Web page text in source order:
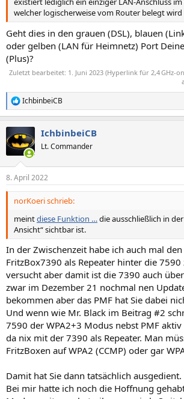
welcher logischerweise vom Router belegt wird
Geht dies in den grauen (DSL), blauen
oder gelben (LAN für Heimnetz) Port
(Plus)?
Zuletzt bearbeitet: 1. Juni 2023 (Hyperlink für 2,4 GHz-
R
e
k
t
e
n
IchbinbeiCB
IchbinbeiCB
Lt. Commander
8. April 2022
norKoeri schrieb:
meintdiese Funktion …die ausschließlich in
Ansicht“ sichtbar ist.
In der Zwischenzeit habe ich auch mal
FritzBox7390 als Repeater hinter die
versucht aber damit ist die 7390 auch
zwar im Dezember 21 nochmal nen
bekommen aber das PMF hat Sie dabei
Und wenn wie Mr. Black im Beitrag #2
7590 der WPA2+3 Modus nebst PMF
da nix mit der 7390 als Repeater. Man
FritzBoxen auf WPA2 (CCMP) oder gar
Damit hat Sie dann tatsächlich ausgedient.
Bei mir hatte ich noch die Hoffnung